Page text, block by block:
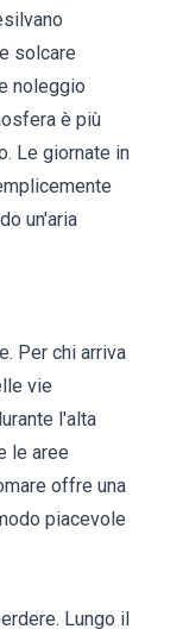
solcare
noleggio
è più
Le giornate in
un'aria
Per chi arriva
vie
l'alta
le aree
offre una
piacevole
Lungo il